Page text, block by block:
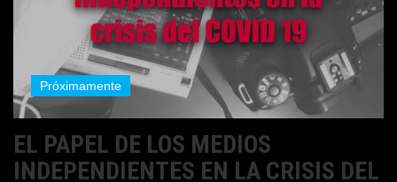
Próximamente
EL PAPEL DE LOS MEDIOS
INDEPENDIENTES EN LA CRISIS DEL